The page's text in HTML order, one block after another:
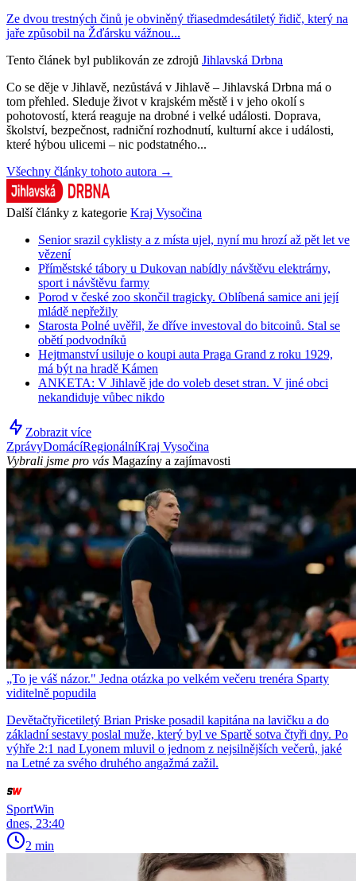
Ze dvou trestných činů je obviněný třiasedmdesátiletý řidič, který na
jaře způsobil na Žďársku vážnou...
Tento článek byl publikován ze zdrojů Jihlavská Drbna
Co se děje v Jihlavě, nezůstává v Jihlavě – Jihlavská Drbna má o
tom přehled. Sleduje život v krajském městě i v jeho okolí s
pohotovostí, která reaguje na drobné i velké události. Doprava,
školství, bezpečnost, radniční rozhodnutí, kulturní akce i události,
které hýbou ulicemi – nic podstatného...
Všechny články tohoto autora →
Další články z kategorie Kraj Vysočina
Senior srazil cyklisty a z místa ujel, nyní mu hrozí až pět let ve
vězení
Příměstské tábory u Dukovan nabídly návštěvu elektrárny,
sport i návštěvu farmy
Porod v české zoo skončil tragicky. Oblíbená samice ani její
mládě nepřežily
Starosta Polné uvěřil, že dříve investoval do bitcoinů. Stal se
obětí podvodníků
Hejtmanství usiluje o koupi auta Praga Grand z roku 1929,
má být na hradě Kámen
ANKETA: V Jihlavě jde do voleb deset stran. V jiné obci
nekandiduje vůbec nikdo
Zobrazit více
ZprávyDomácíRegionálníKraj Vysočina
Vybrali jsme pro vás Magazíny a zajímavosti
„To je váš názor." Jedna otázka po velkém večeru trenéra Sparty
viditelně popudila
Devětačtyřicetiletý Brian Priske posadil kapitána na lavičku a do
základní sestavy poslal muže, který byl ve Spartě sotva čtyři dny. Po
výhře 2:1 nad Lyonem mluvil o jednom z nejsilnějších večerů, jaké
na Letné za svého druhého angažmá zažil.
SportWin
dnes, 23:40
2 min